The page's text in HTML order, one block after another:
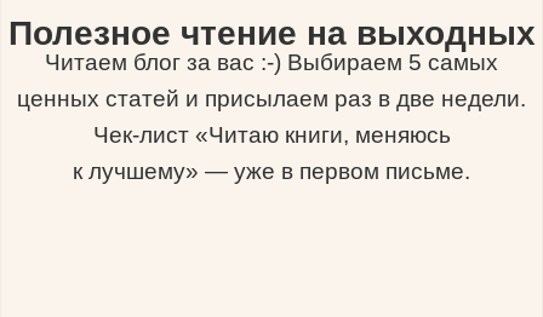
Полезное чтение на выходных
Читаем блог за вас :-) Выбираем 5 самых
ценных статей и присылаем раз в две недели.
Чек-лист «Читаю книги, меняюсь
к лучшему» — уже в первом письме.